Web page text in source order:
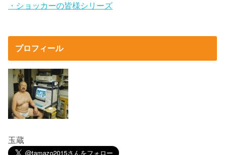
・ショッカーの皆様シリーズ
プロフィール
玉蔵